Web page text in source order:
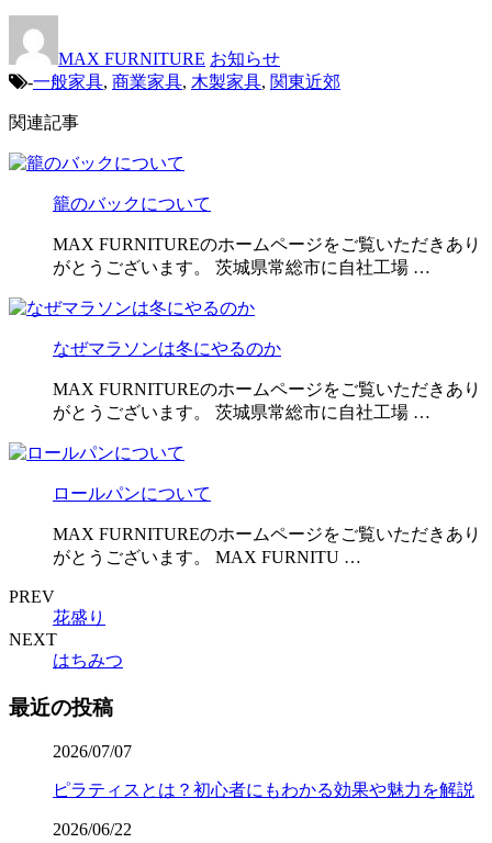
MAX FURNITURE お知らせ
-一般家具, 商業家具, 木製家具, 関東近郊
関連記事
籠のバックについて
MAX FURNITUREのホームページをご覧いただきあり
がとうございます。 茨城県常総市に自社工場 …
なぜマラソンは冬にやるのか
MAX FURNITUREのホームページをご覧いただきあり
がとうございます。 茨城県常総市に自社工場 …
ロールパンについて
MAX FURNITUREのホームページをご覧いただきあり
がとうございます。 MAX FURNITU …
PREV
花盛り
NEXT
はちみつ
最近の投稿
2026/07/07
ピラティスとは？初心者にもわかる効果や魅力を解説
2026/06/22